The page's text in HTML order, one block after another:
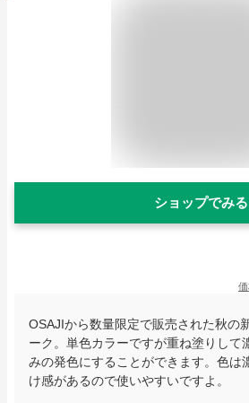
ショップでみる
OSAJIから数量限定で販売された秋の
ーク。単色カラーですが重ね塗りして
みの発色にすることができます。色は
け感があるので使いやすいですよ。